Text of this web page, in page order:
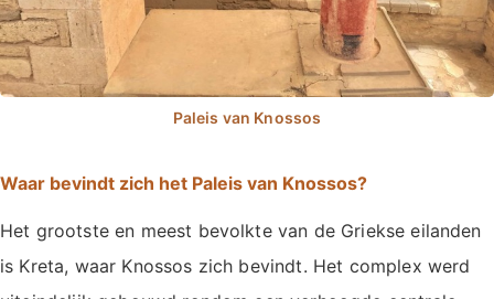
Waar bevindt zich het Paleis van Knossos?
Het grootste en meest bevolkte van de Griekse eilanden
is Kreta, waar Knossos zich bevindt. Het complex werd